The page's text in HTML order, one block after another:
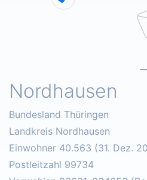
Nordhausen
Bundesland Thüringen
Landkreis Nordhausen
Einwohner 40.563 (31. Dez.
Postleitzahl 99734